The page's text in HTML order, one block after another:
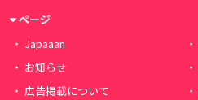
ページ
Japaaan
お知らせ
広告掲載について